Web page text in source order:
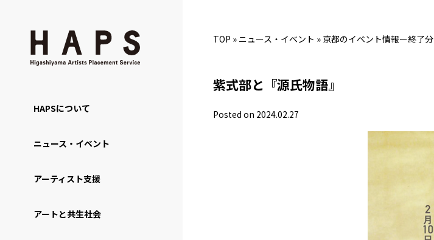
HAPSについて
ニュース・イベント
アーティスト支援
アートと共生社会
TOP » ニュース・イベント » 京都のイベント情報ー終了分
紫式部と『源氏物語』
Posted on 2024.02.27